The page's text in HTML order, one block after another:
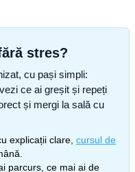
stres?
cu pași simpli:
ce ai greșit și repeți
și mergi la sală cu
explicații clare, cursul de
parcurs, ce mai ai de